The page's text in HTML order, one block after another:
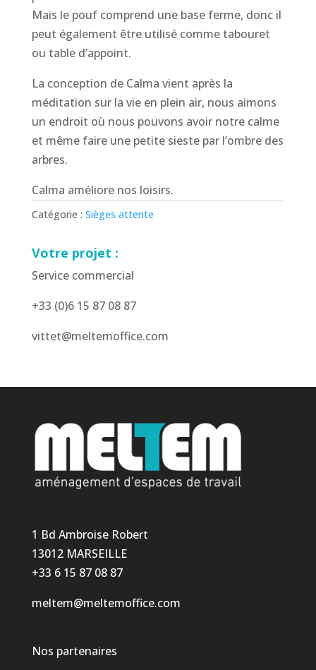
Mais le pouf comprend une base ferme, donc il
peut également être utilisé comme tabouret
ou table d’appoint.
La conception de Calma vient après la
méditation sur la vie en plein air, nous aimons
un endroit où nous pouvons avoir notre calme
et même faire une petite sieste par l’ombre des
arbres.
Calma améliore nos loisirs.
Catégorie : Sièges attente
Votre projet :
Service commercial
+33 (0)6 15 87 08 87
vittet@meltemoffice.com
1 Bd Ambroise Robert
13012 MARSEILLE
+33 6 15 87 08 87
meltem@meltemoffice.com
Nos partenaires